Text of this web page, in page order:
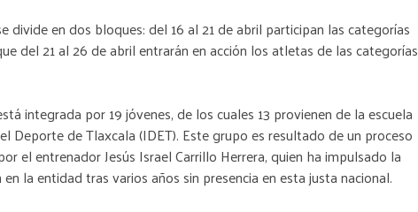
divide en dos bloques: del 16 al 21 de abril participan las categorías
del 21 al 26 de abril entrarán en acción los atletas de las categorías
integrada por 19 jóvenes, de los cuales 13 provienen de la escuela
Deporte de Tlaxcala (IDET). Este grupo es resultado de un proceso
el entrenador Jesús Israel Carrillo Herrera, quien ha impulsado la
la entidad tras varios años sin presencia en esta justa nacional.